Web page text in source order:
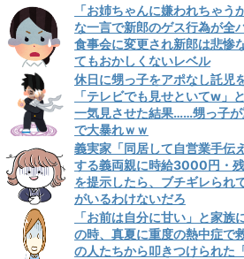
「お姉ちゃんに嫌われちゃ
な一言で新郎のゲス行為が全
食事会に変更され新郎は悲惨
てもおかしくないレベル
休日に甥っ子をアポなし託児
「テレビでも見せといてw」
一気見させた結果……甥っ子
で大暴れｗｗ
義実家「同居して自営業手伝
する義両親に時給3000円・
を提示したら、ブチギレられ
がいるわけないだろ
「お前は自分に甘い」と家
の時、真夏に重度の熱中症で
の人たちから叩きつけられた